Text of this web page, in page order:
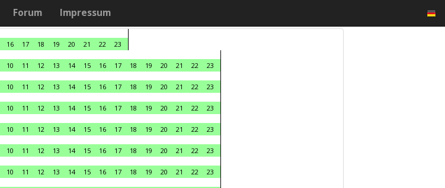
Forum Impressum
16 17 18 19 20 21 22
23
10 11 12 13 14 15 16 17 18 19 20 21 22
23
10 11 12 13 14 15 16 17 18 19 20 21 22
23
10 11 12 13 14 15 16 17 18 19 20 21 22
23
10 11 12 13 14 15 16 17 18 19 20 21 22
23
10 11 12 13 14 15 16 17 18 19 20 21 22
23
10 11 12 13 14 15 16 17 18 19 20 21 22
23